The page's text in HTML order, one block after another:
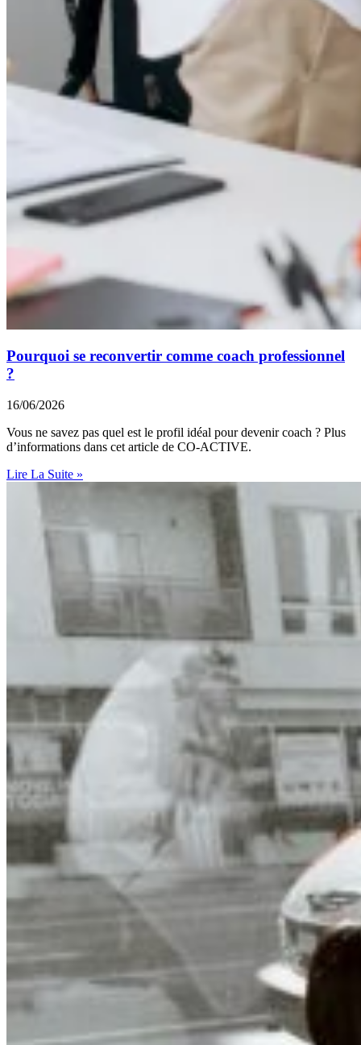
Pourquoi se reconvertir comme coach professionnel
?
16/06/2026
Vous ne savez pas quel est le profil idéal pour devenir coach ? Plus
d’informations dans cet article de CO-ACTIVE.
Lire La Suite »